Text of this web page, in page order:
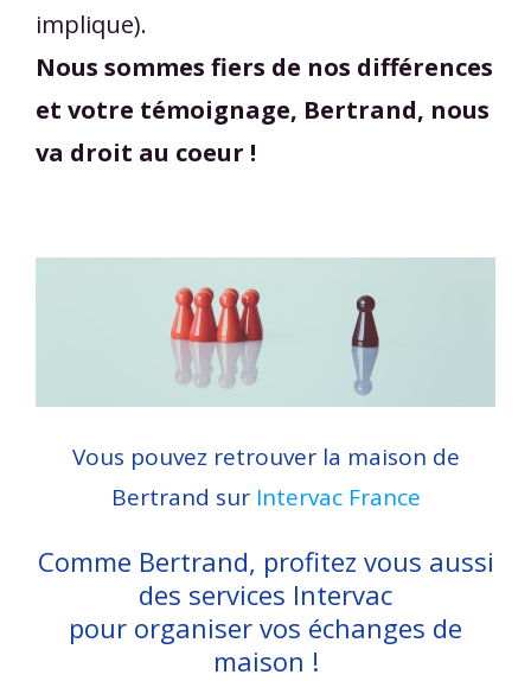
implique).
Nous sommes fiers de nos différences
et votre témoignage, Bertrand, nous
va droit au coeur !
Vous pouvez retrouver la maison de
Bertrand sur Intervac France
Comme Bertrand, profitez vous aussi
des services Intervac
pour organiser vos échanges de
maison !